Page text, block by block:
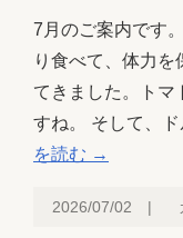
7月のご案内です
り食べて、体力
てきました。トマ
すね。 そして、
を読む →
2026/07/02 |